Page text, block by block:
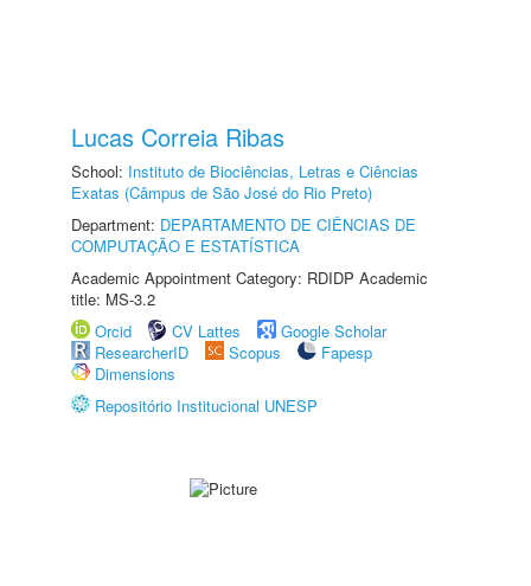
Lucas Correia Ribas
School: Instituto de Biociências, Letras e Ciências
Exatas (Câmpus de São José do Rio Preto)
Department: DEPARTAMENTO DE CIÊNCIAS DE
COMPUTAÇÃO E ESTATÍSTICA
Academic Appointment Category: RDIDP Academic
title: MS-3.2
Orcid
CV Lattes
Google Scholar
ResearcherID
Scopus
Fapesp
Dimensions
Repositório Institucional UNESP